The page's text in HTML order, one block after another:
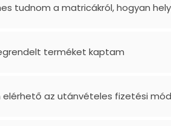
tudnom a matricákról, hogyan
terméket kaptam
elérhető az utánvételes fizetési